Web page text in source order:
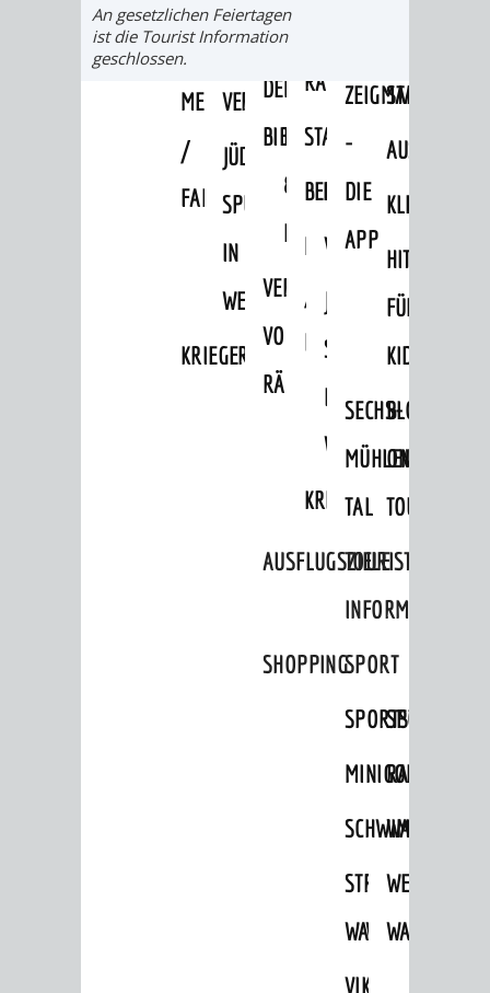
BENUTZUNG
MELDEKARTEI
/
FAMILIENFORSCHUNG
BESTANDSÜBERSICHT
VERÖFFENTLICHUNGEN
JÜDISCHE
SPUREN
IN
WEINHEIM
KRIEGERDENKMAL
LEIHVERKEHR
DER
BIBLIOTHEK
SERVICE
FÜR
LEHRER/INNEN
&
ERZIEHER/INNEN
VERMIETUNG
VON
RÄUMEN
RATHAUS
STADTARCHIV
BENUTZUNG
MELDEKARTEI
/
FAMILIENFORSCHUNG
JÜDISCHE
SPUREN
IN
WEINHEIM
KRIEGERDENKMAL
ZEIGMAL
-
DIE
APP
STADTTEILE
HITS
FÜR
KIDS
SECHS-
MÜHLEN-
TAL
BLOGGER
ON
TOUR
AUSFLUGSZIELE
TOURIST
INFORMATION
SHOPPINGSPORT
SPORTSTÄTTEN
MINIGOLFRADFAHREN
SCHWIMMEN
STRANDBAD
WAIDSEE
TSG
VIKTOR-
WANDERN
WEINHEIMER
An gesetzlichen Feiertagen
ist die Tourist Information
geschlossen.